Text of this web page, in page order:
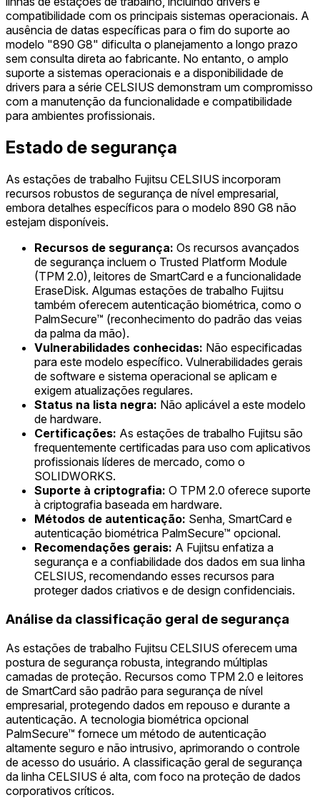
compatibilidade com os principais sistemas operacionais. A
ausência de datas específicas para o fim do suporte ao
modelo "890 G8" dificulta o planejamento a longo prazo
sem consulta direta ao fabricante. No entanto, o amplo
suporte a sistemas operacionais e a disponibilidade de
drivers para a série CELSIUS demonstram um compromisso
com a manutenção da funcionalidade e compatibilidade
para ambientes profissionais.
Estado de segurança
As estações de trabalho Fujitsu CELSIUS incorporam
recursos robustos de segurança de nível empresarial,
embora detalhes específicos para o modelo 890 G8 não
estejam disponíveis.
Recursos de segurança: Os recursos avançados
de segurança incluem o Trusted Platform Module
(TPM 2.0), leitores de SmartCard e a funcionalidade
EraseDisk. Algumas estações de trabalho Fujitsu
também oferecem autenticação biométrica, como o
PalmSecure™ (reconhecimento do padrão das veias
da palma da mão).
Vulnerabilidades conhecidas: Não especificadas
para este modelo específico. Vulnerabilidades gerais
de software e sistema operacional se aplicam e
exigem atualizações regulares.
Status na lista negra: Não aplicável a este modelo
de hardware.
Certificações: As estações de trabalho Fujitsu são
frequentemente certificadas para uso com aplicativos
profissionais líderes de mercado, como o
SOLIDWORKS.
Suporte à criptografia: O TPM 2.0 oferece suporte
à criptografia baseada em hardware.
Métodos de autenticação: Senha, SmartCard e
autenticação biométrica PalmSecure™ opcional.
Recomendações gerais: A Fujitsu enfatiza a
segurança e a confiabilidade dos dados em sua linha
CELSIUS, recomendando esses recursos para
proteger dados criativos e de design confidenciais.
Análise da classificação geral de segurança
As estações de trabalho Fujitsu CELSIUS oferecem uma
postura de segurança robusta, integrando múltiplas
camadas de proteção. Recursos como TPM 2.0 e leitores
de SmartCard são padrão para segurança de nível
empresarial, protegendo dados em repouso e durante a
autenticação. A tecnologia biométrica opcional
PalmSecure™ fornece um método de autenticação
altamente seguro e não intrusivo, aprimorando o controle
de acesso do usuário. A classificação geral de segurança
da linha CELSIUS é alta, com foco na proteção de dados
corporativos críticos.